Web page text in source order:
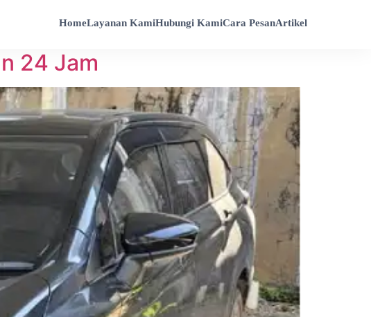
HomeLayanan KamiHubungi KamiCara PesanArtikel
24 Jam